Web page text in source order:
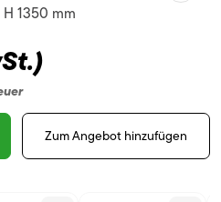
1350 mm
Zum Angebot hinzufügen